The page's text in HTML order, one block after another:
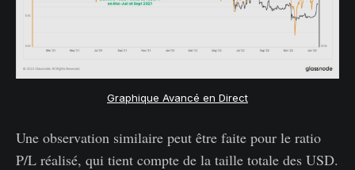
Graphique Avancé en Direct
Une observation similaire peut être faite pour le ratio
P/L réalisé, qui tient compte de la taille totale des USD.